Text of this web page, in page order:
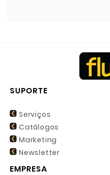
SUPORTE
Serviços
Catálogos
Marketing
Newsletter
EMPRESA